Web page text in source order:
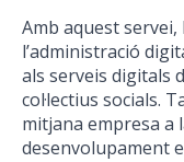
Amb aquest
l’administració
als serveis digitals
col·lectius socials.
mitjana empresa a
desenvolupament